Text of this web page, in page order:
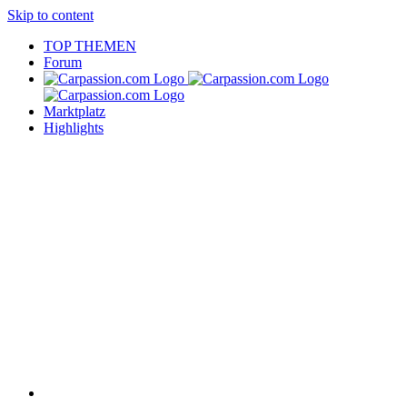
Skip to content
TOP THEMEN
Forum
Marktplatz
Highlights